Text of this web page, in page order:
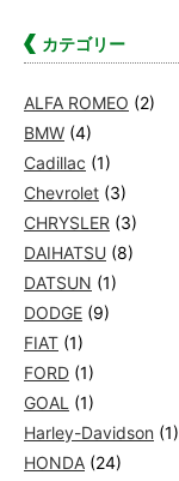
カテゴリー
ALFA ROMEO (2)
BMW (4)
Cadillac (1)
Chevrolet (3)
CHRYSLER (3)
DAIHATSU (8)
DATSUN (1)
DODGE (9)
FIAT (1)
FORD (1)
GOAL (1)
Harley-Davidson (1)
HONDA (24)